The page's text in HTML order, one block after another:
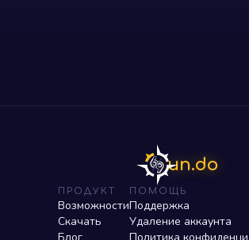
un.do
ПРОДУКТ
Возможности
Скачать
ПОМОЩЬ
Поддержка
Удаление аккаунта